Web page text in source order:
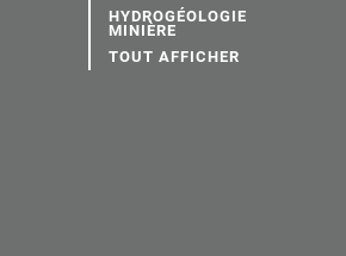
HYDROGÉOLOGIE
MINIÈRE
TOUT AFFICHER